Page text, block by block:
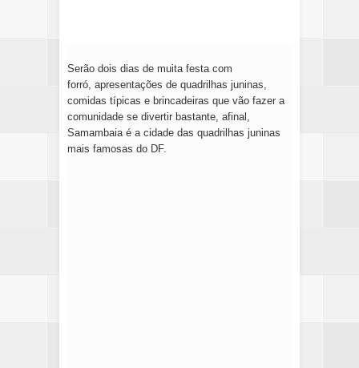
Serão dois dias de muita festa com
forró, apresentações de quadrilhas juninas,
comidas típicas e brincadeiras que vão fazer a
comunidade se divertir bastante, afinal,
Samambaia é a cidade das quadrilhas juninas
mais famosas do DF.